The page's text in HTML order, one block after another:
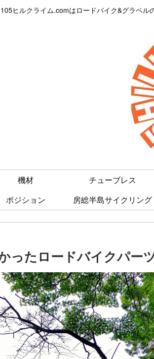
105ヒルクライム.comはロードバイク&グラベル
機材 チューブレス
ポジション 房総半島サイクリング
ったロードバイクパー